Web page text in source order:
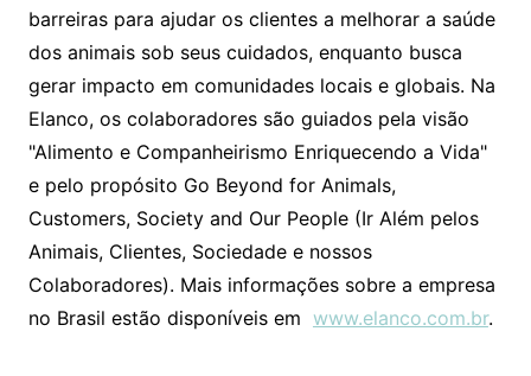
barreiras para ajudar os clientes a melhorar a saúde
dos animais sob seus cuidados, enquanto busca
gerar impacto em comunidades locais e globais. Na
Elanco, os colaboradores são guiados pela visão
"Alimento e Companheirismo Enriquecendo a Vida"
e pelo propósito Go Beyond for Animals,
Customers, Society and Our People (Ir Além pelos
Animais, Clientes, Sociedade e nossos
Colaboradores). Mais informações sobre a empresa
no Brasil estão disponíveis em www.elanco.com.br.